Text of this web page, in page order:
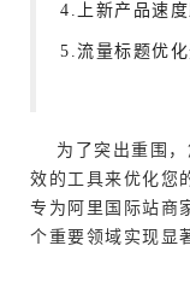
4.上新产品速
5.流量标题优
为了突出重围，
效的工具来优化您
专为阿里国际站商
个重要领域实现显